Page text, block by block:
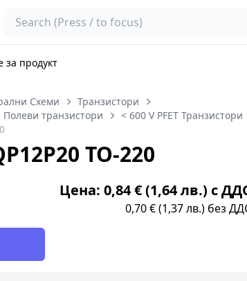
Search
за продукт
Схеми
Транзистори
Полеви транзистори
< 600 V PFET Транзистори
TO-220
Цена: 0,84 € (1,64 лв.) с
0,70 € (1,37 лв.) без